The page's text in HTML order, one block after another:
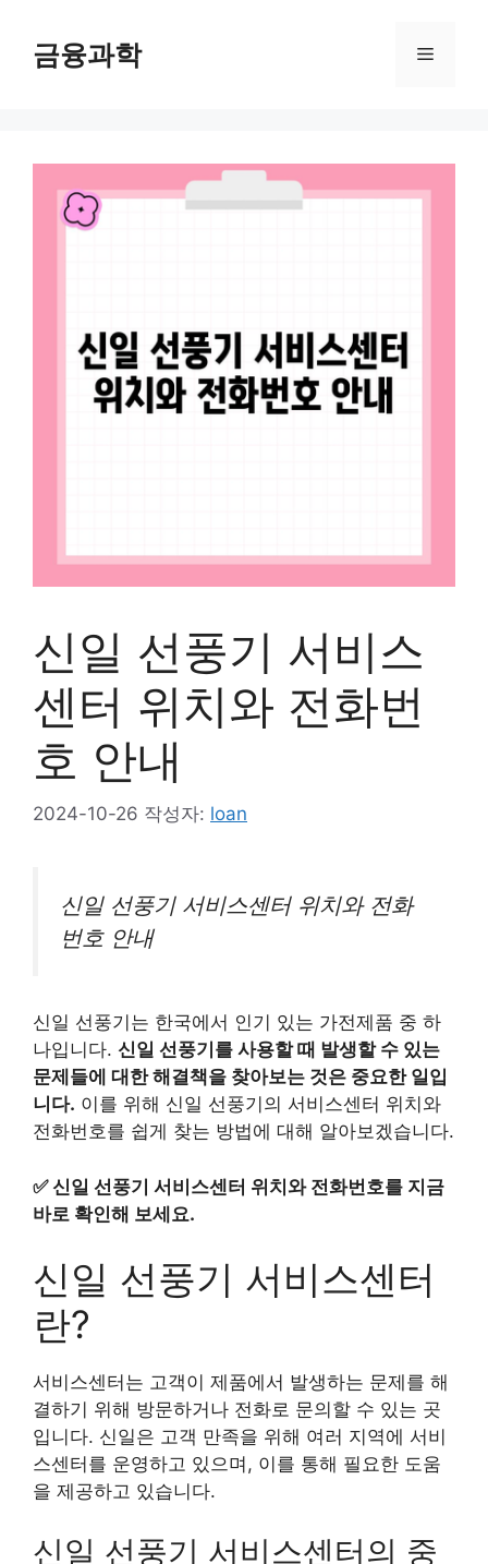
금융과학 메
신일 선풍기 서비스
센터 위치와 전화번
호 안내
2024-10-26 작성자: loan
신일 선풍기 서비스센터 위치와 전화
번호 안내
신일 선풍기는 한국에서 인기 있는 가전제품 중 하
나입니다. 신일 선풍기를 사용할 때 발생할 수 있는
문제들에 대한 해결책을 찾아보는 것은 중요한 일입
니다. 이를 위해 신일 선풍기의 서비스센터 위치와
전화번호를 쉽게 찾는 방법에 대해 알아보겠습니다.
✅신일 선풍기 서비스센터 위치와 전화번호를 지금
바로 확인해 보세요.
신일 선풍기 서비스센터
란?
서비스센터는 고객이 제품에서 발생하는 문제를 해
결하기 위해 방문하거나 전화로 문의할 수 있는 곳
입니다. 신일은 고객 만족을 위해 여러 지역에 서비
스센터를 운영하고 있으며, 이를 통해 필요한 도움
을 제공하고 있습니다.
신일 선풍기 서비스센터의 중